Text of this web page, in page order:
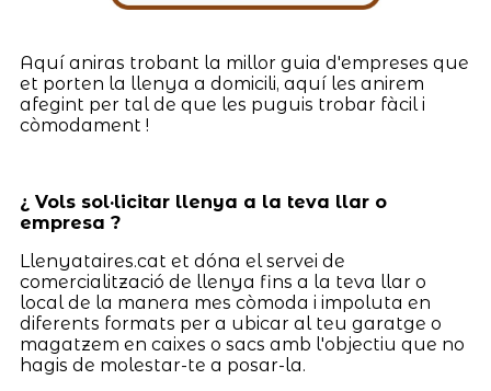
Aquí aniras trobant la millor guia d'empreses que
et porten la llenya a domicili, aquí les anirem
afegint per tal de que les puguis trobar fàcil i
còmodament !
¿ Vols sol·licitar llenya a la teva llar o
empresa ?
Llenyataires.cat et dóna el servei de
comercialització de llenya fins a la teva llar o
local de la manera mes còmoda i impoluta en
diferents formats per a ubicar al teu garatge o
magatzem en caixes o sacs amb l'objectiu que no
hagis de molestar-te a posar-la.